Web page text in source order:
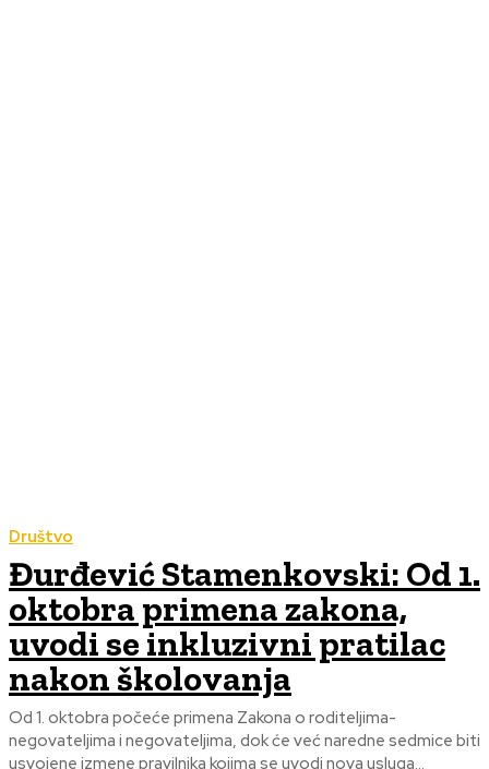
Društvo
Đurđević Stamenkovski: Od 1.
oktobra primena zakona,
uvodi se inkluzivni pratilac
nakon školovanja
Od 1. oktobra počeće primena Zakona o roditeljima-
negovateljima i negovateljima, dok će već naredne sedmice biti
usvojene izmene pravilnika kojima se uvodi nova usluga...